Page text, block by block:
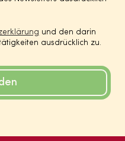
und den darin
ausdrücklich zu.